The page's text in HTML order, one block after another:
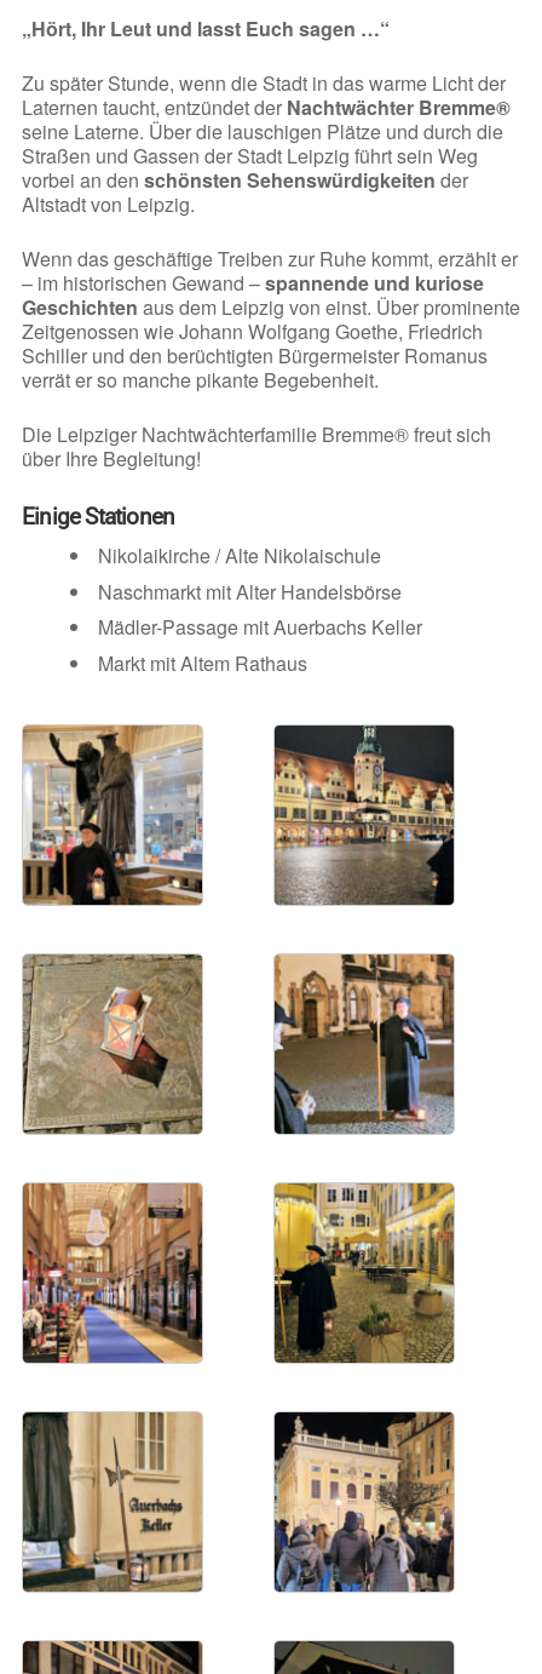
„Hört, Ihr Leut und lasst Euch sagen …“
Zu später Stunde, wenn die Stadt in das warme Licht der
Laternen taucht, entzündet der Nachtwächter Bremme®
seine Laterne. Über die lauschigen Plätze und durch die
Straßen und Gassen der Stadt Leipzig führt sein Weg
vorbei an den schönsten Sehenswürdigkeiten der
Altstadt von Leipzig.
Wenn das geschäftige Treiben zur Ruhe kommt, erzählt er
– im historischen Gewand –spannende und kuriose
Geschichten aus dem Leipzig von einst. Über prominente
Zeitgenossen wie Johann Wolfgang Goethe, Friedrich
Schiller und den berüchtigten Bürgermeister Romanus
verrät er so manche pikante Begebenheit.
Die Leipziger Nachtwächterfamilie Bremme® freut sich
über Ihre Begleitung!
Einige Stationen
Nikolaikirche / Alte Nikolaischule
Naschmarkt mit Alter Handelsbörse
Mädler-Passage mit Auerbachs Keller
Markt mit Altem Rathaus